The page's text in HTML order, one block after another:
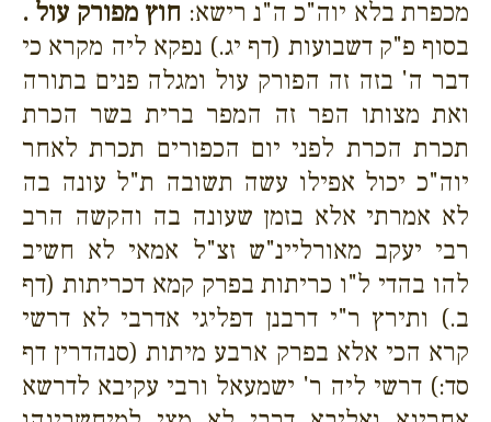
מכפרת בלא יוה"כ ה"נ רישא: חוץ מפורק עול .
בסוף פ"ק דשבועות (דף יג.) נפקא ליה מקרא כי
דבר ה' בזה זה הפורק עול ומגלה פנים בתורה
ואת מצותו הפר זה המפר ברית בשר הכרת
תכרת הכרת לפני יום הכפורים תכרת לאחר
יוה"כ יכול אפילו עשה תשובה ת"ל עונה בה
לא אמרתי אלא בזמן שעונה בה והקשה הרב
רבי יעקב מאורליינ"ש זצ"ל אמאי לא חשיב
להו בהדי ל"ו כריתות בפרק קמא דכריתות (דף
ב.) ותירץ ר"י דרבנן דפליגי אדרבי לא דרשי
קרא הכי אלא בפרק ארבע מיתות (סנהדרין דף
סד:) דרשי ליה ר' ישמעאל ורבי עקיבא לדרשא